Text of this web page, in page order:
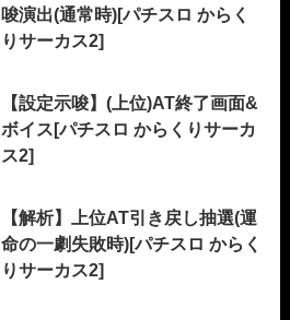
唆演出(通常時)[パチスロ からく
りサーカス2]
【設定示唆】(上位)AT終了画面&
ボイス[パチスロ からくりサーカ
ス2]
【解析】上位AT引き戻し抽選(運
命の一劇失敗時)[パチスロ からく
りサーカス2]